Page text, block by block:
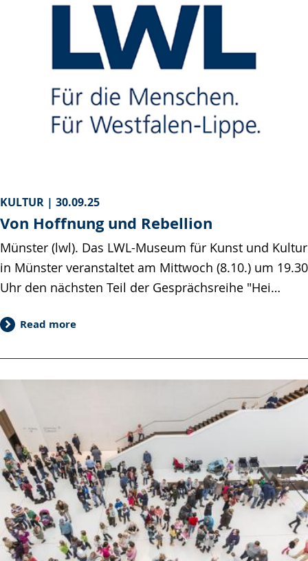
KULTUR | 30.09.25
Von Hoffnung und Rebellion
Münster (lwl). Das LWL-Museum für Kunst und Kultur
in Münster veranstaltet am Mittwoch (8.10.) um 19.30
Uhr den nächsten Teil der Gesprächsreihe "Hei…
Read more